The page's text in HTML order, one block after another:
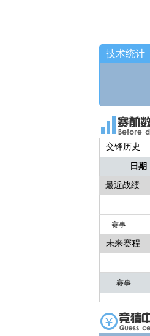
技术统计
交锋历史
日期
最近战绩
赛事
未来赛程
赛事